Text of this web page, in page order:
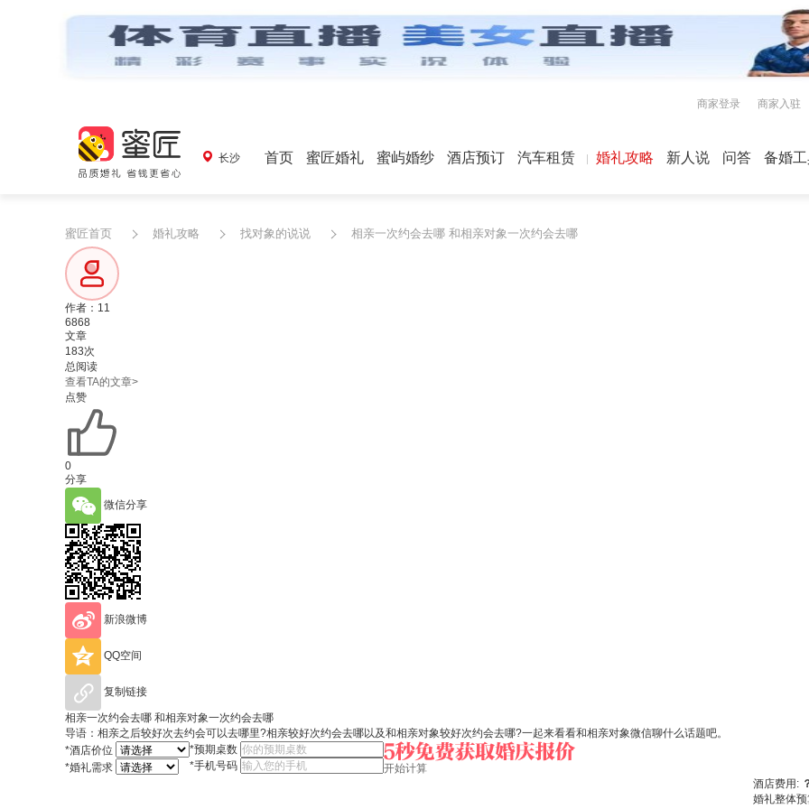
商家登录 商家入驻
长沙 首页 蜜匠婚礼 蜜屿婚纱 酒店预订 汽车租赁 婚礼攻略 新人说 问答 备婚
蜜匠首页 婚礼攻略 找对象的说说 相亲一次约会去哪 和相亲对象一次约会去哪
作者：11
6868
文章
183次
总阅读
查看TA的文章>
点赞
0
分享
微信分享
新浪微博
QQ空间
复制链接
相亲一次约会去哪 和相亲对象一次约会去哪
导语：相亲之后较好次去约会可以去哪里?相亲较好次约会去哪以及和相亲对象较好次约会去哪?一起来看看和相亲对象微信聊什么话题吧。
*酒店价位
*婚礼需求
*预期桌数
*手机号码
开始计算
酒店费用:
婚礼整体